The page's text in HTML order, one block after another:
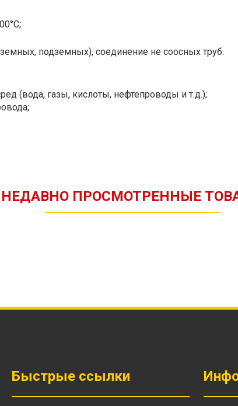
подземных), соединение не соосных труб.
(вода, газы, кислоты, нефтепроводы и т.д.);
НЕДАВНО ПРОСМОТРЕННЫЕ
Быстрые ссылки